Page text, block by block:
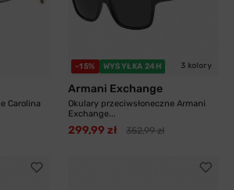
Carolina
-15% WYSYŁKA 24H 3 kolory
Armani Exchange
Okulary przeciwsłoneczne Armani
Exchange...
299,99 zł 352,99 zł